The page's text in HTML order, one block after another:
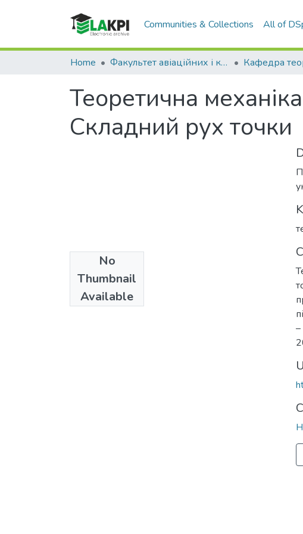
Communities & Collections All of
Home Факультет авіаційних і космічних систем (ФАКС)
Теоретична
Складний рух точки
No
Thumbnail
Available
2012